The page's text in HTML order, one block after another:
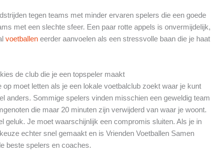
tegen teams met minder ervaren spelers die een goede
met een slechte sfeer. Een paar rotte appels is onvermijdelijk,
voetballen eerder aanvoelen als een stressvolle baan die je haat
de club die je een topspeler maakt
moet letten als je een lokale voetbalclub zoekt waar je kunt
anders. Sommige spelers vinden misschien een geweldig team
die maar 20 minuten zijn verwijderd van waar je woont.
geluk. Je moet waarschijnlijk een compromis sluiten. Als je in
echter snel gemaakt en is Vrienden Voetballen Samen
beste spelers en coaches.